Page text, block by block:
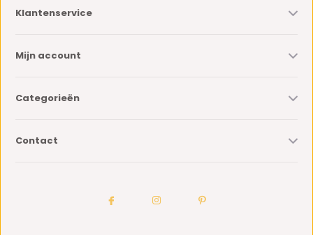
Klantenservice
Mijn account
Categorieën
Contact